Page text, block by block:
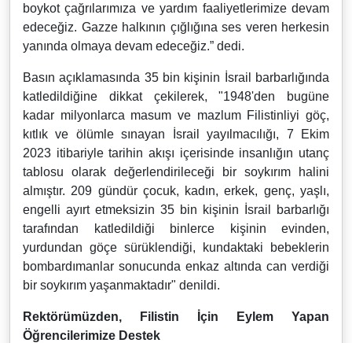
boykot çağrılarımıza ve yardım faaliyetlerimize devam
edeceğiz. Gazze halkının çığlığına ses veren herkesin
yanında olmaya devam edeceğiz.” dedi.
Basın açıklamasında 35 bin kişinin İsrail barbarlığında
katledildiğine dikkat çekilerek, "1948'den bugüne
kadar milyonlarca masum ve mazlum Filistinliyi göç,
kıtlık ve ölümle sınayan İsrail yayılmacılığı, 7 Ekim
2023 itibariyle tarihin akışı içerisinde insanlığın utanç
tablosu olarak değerlendirileceği bir soykırım halini
almıştır. 209 gündür çocuk, kadın, erkek, genç, yaşlı,
engelli ayırt etmeksizin 35 bin kişinin İsrail barbarlığı
tarafından katledildiği binlerce kişinin evinden,
yurdundan göçe sürüklendiği, kundaktaki bebeklerin
bombardımanlar sonucunda enkaz altında can verdiği
bir soykırım yaşanmaktadır" denildi.
Rektörümüzden, Filistin İçin Eylem Yapan
Öğrencilerimize Destek